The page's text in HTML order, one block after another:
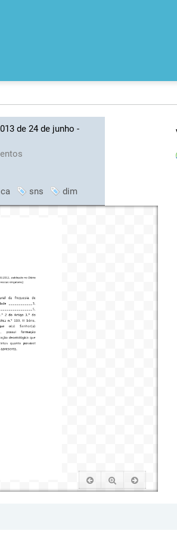
de 24 de junho -
sns dim